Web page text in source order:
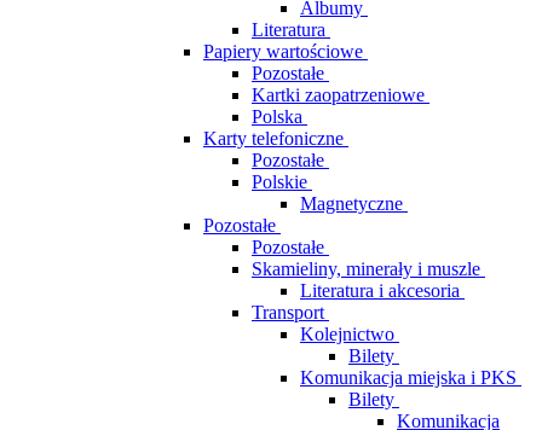
Albumy
Literatura
Papiery wartościowe
Pozostałe
Kartki zaopatrzeniowe
Polska
Karty telefoniczne
Pozostałe
Polskie
Magnetyczne
Pozostałe
Pozostałe
Skamieliny, minerały i muszle
Literatura i akcesoria
Transport
Kolejnictwo
Bilety
Komunikacja miejska i PKS
Bilety
Komunikacja